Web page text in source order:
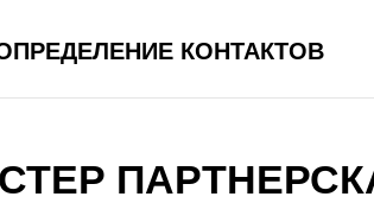
ОПРЕДЕЛЕНИЕ КОНТАКТОВ